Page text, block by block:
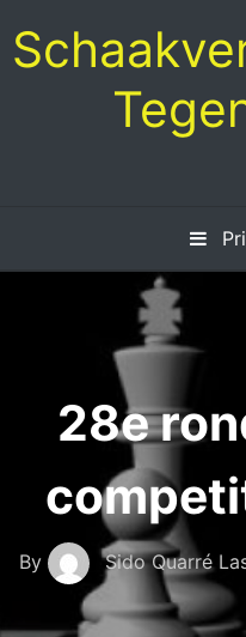
to
content
28e
By Sido Quarré